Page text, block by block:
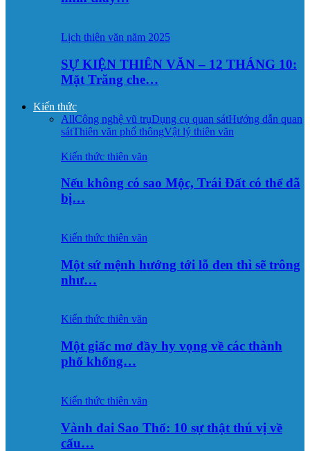
Lịch thiên văn năm 2025
SỰ KIỆN THIÊN VĂN – 12 THÁNG 10:
Mặt Trăng che…
Kiến thức
AllCông nghệ vũ trụDụng cụ quan sátHướng dẫn quan
sátThiên văn phổ thôngVật lý thiên văn
Kiến thức thiên văn
Nếu không có sao Mộc, Trái Đất có thể đã
bị…
Kiến thức thiên văn
Một sứ mệnh hướng tới lỗ đen thì sẽ trông
như…
Kiến thức thiên văn
Một giấc mơ đầy hy vọng về các thành
phố khổng…
Kiến thức thiên văn
Vành đai Sao Thổ: 10 sự thật thú vị về
cấu…